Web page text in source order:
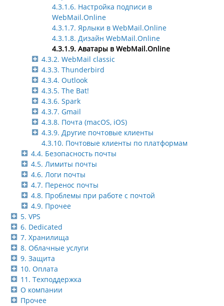
4.3.1.6. Настройка подписи в
WebMail.Online
4.3.1.7. Ярлыки в WebMail.Online
4.3.1.8. Дизайн WebMail.Online
4.3.1.9. Аватары в WebMail.Online
4.3.2. WebMail classic
4.3.3. Thunderbird
4.3.4. Outlook
4.3.5. The Bat!
4.3.6. Spark
4.3.7. Gmail
4.3.8. Почта (macOS, iOS)
4.3.9. Другие почтовые клиенты
4.3.10. Почтовые клиенты по платформам
4.4. Безопасность почты
4.5. Лимиты почты
4.6. Логи почты
4.7. Перенос почты
4.8. Проблемы при работе с почтой
4.9. Прочее
5. VPS
6. Dedicated
7. Хранилища
8. Облачные услуги
9. Защита
10. Оплата
11. Техподдержка
О компании
Прочее